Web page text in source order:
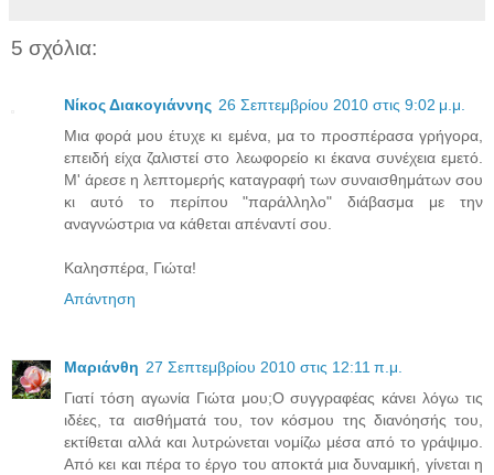
5 σχόλια:
Νίκος Διακογιάννης 26 Σεπτεμβρίου 2010 στις 9:02 μ.μ.
Μια φορά μου έτυχε κι εμένα, μα το προσπέρασα γρήγορα,
επειδή είχα ζαλιστεί στο λεωφορείο κι έκανα συνέχεια εμετό.
Μ' άρεσε η λεπτομερής καταγραφή των συναισθημάτων σου
κι αυτό το περίπου "παράλληλο" διάβασμα με την
αναγνώστρια να κάθεται απέναντί σου.
Καλησπέρα, Γιώτα!
Απάντηση
Μαριάνθη 27 Σεπτεμβρίου 2010 στις 12:11 π.μ.
Γιατί τόση αγωνία Γιώτα μου;Ο συγγραφέας κάνει λόγω τις
ιδέες, τα αισθήματά του, τον κόσμου της διανόησής του,
εκτίθεται αλλά και λυτρώνεται νομίζω μέσα από το γράψιμο.
Από κει και πέρα το έργο του αποκτά μια δυναμική, γίνεται η